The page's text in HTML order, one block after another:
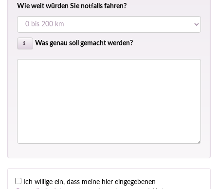
Wie weit würden Sie notfalls fahren?
Was genau soll gemacht werden?
Ich willige ein, dass meine hier eingegebenen